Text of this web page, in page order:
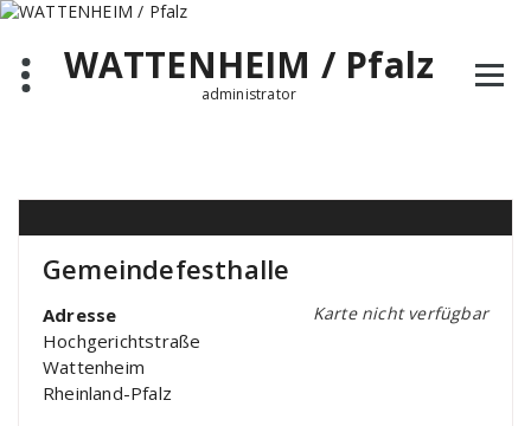
Zum
springenWATTENHEIM / Pfalz
administrator
Gemeindefesthalle
Karte nicht verfügbar
Adresse
Hochgerichtstraße
Wattenheim
Rheinland-Pfalz